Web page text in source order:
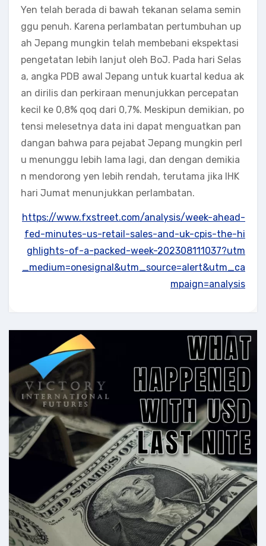
Yen telah berada di bawah tekanan selama semin
ggu penuh. Karena perlambatan pertumbuhan up
ah Jepang mungkin telah membebani ekspektasi
pengetatan lebih lanjut oleh BoJ. Pada hari Selas
a, angka PDB awal Jepang untuk kuartal kedua ak
an dirilis dan perkiraan menunjukkan percepatan
kecil ke 0,8% qoq dari 0,7%. Meskipun demikian, po
tensi melesetnya data ini dapat menguatkan pan
dangan bahwa para pejabat Jepang mungkin perl
u menunggu lebih lama lagi, dan dengan demikia
n mendorong yen lebih rendah, terutama jika IHK
hari Jumat menunjukkan perlambatan.
https://www.fxstreet.com/analysis/week-ahead-
fed-minutes-us-retail-sales-and-uk-cpis-the-hi
ghlights-of-a-packed-week-202308111037?utm
_medium=onesignal&utm_source=alert&utm_ca
mpaign=analysis